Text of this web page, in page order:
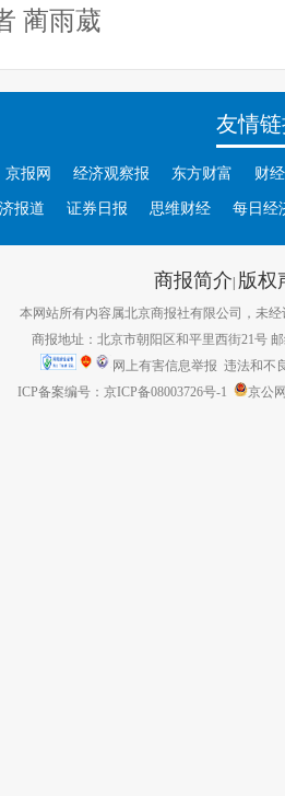
蔺雨葳
友情
京报网 经济观察报 东方财富 财
报道 证券日报 思维财经 每日经
商报简介| 版权
本网站所有内容属北京商报社有限公司，未经
商报地址：北京市朝阳区和平里西街21号
网上有害信息举报 违法和不
ICP备案编号：京ICP备08003726号-1
京公